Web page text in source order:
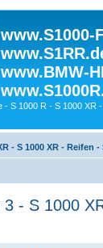
www.S1000-
www.BMW-
S 1000 R - S 1000 XR
- S 1000 XR - Reifen -
- S 1000